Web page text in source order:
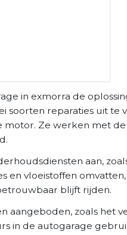
in exmorra de
reparaties uit te
motor. Ze werken met
aan,
en vloeistoffen
blijft rijden.
aangeboden, zoals het
in de autogarage